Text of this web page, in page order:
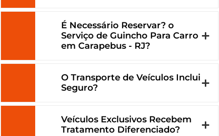
É Necessário Reservar? o
Serviço de Guincho Para Carro
em Carapebus - RJ?
O Transporte de Veículos Inclui
Seguro?
Veículos Exclusivos Recebem
Tratamento Diferenciado?